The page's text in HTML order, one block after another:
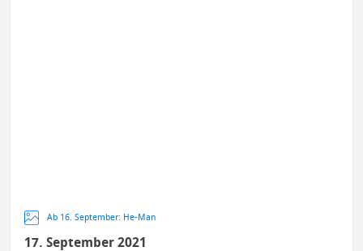
Ab 16. September: He-Man
17. September 2021